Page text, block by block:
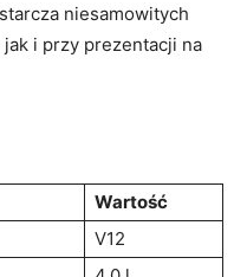
niesamowitych
i przy prezentacji na
Wartość
V12